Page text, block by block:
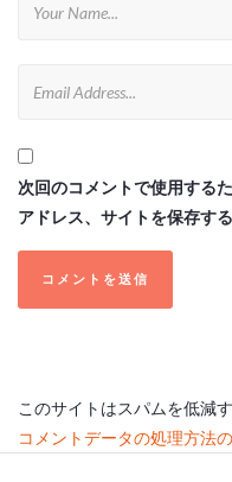
次回のコメントで使用する
アドレス、サイトを保存する
このサイトはスパムを低減
コメントデータの処理方法